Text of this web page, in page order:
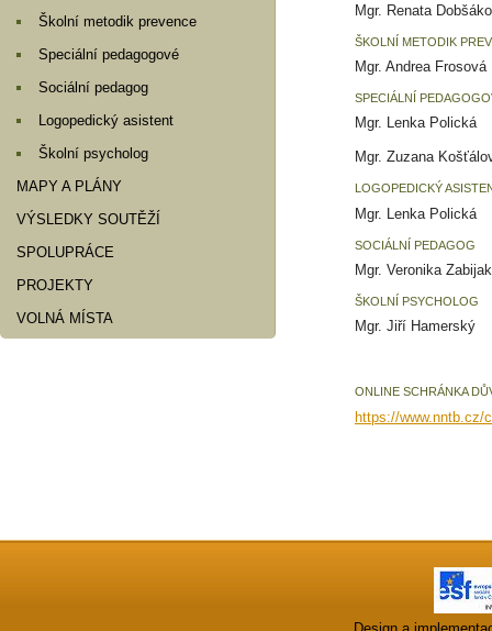
Školní metodik prevence
Speciální pedagogové
Sociální pedagog
Logopedický asistent
Školní psycholog
MAPY A PLÁNY
VÝSLEDKY SOUTĚŽÍ
SPOLUPRÁCE
PROJEKTY
VOLNÁ MÍSTA
Mgr. Renata
ŠKOLNÍ METODIK
Mgr. Andrea Frosová
SPECIÁLNÍ
Mgr. Lenka Polická
Mgr. Zuzana
LOGOPEDICKÝ
Mgr. Lenka Polická
SOCIÁLNÍ PEDAGOG
Mgr. Veronika Zabijak
ŠKOLNÍ PSYCHOLOG
Mgr. Jiří Hamerský
ONLINE SCHRÁNKA
https://www.nntb.cz/